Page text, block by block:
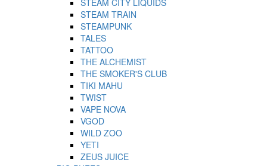
STEAM TRAIN
STEAMPUNK
TALES
TATTOO
THE ALCHEMIST
THE SMOKER'S CLUB
TIKI MAHU
TWIST
VAPE NOVA
VGOD
WILD ZOO
YETI
ZEUS JUICE